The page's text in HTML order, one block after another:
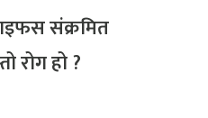
संक्रमित
रोग हो ?